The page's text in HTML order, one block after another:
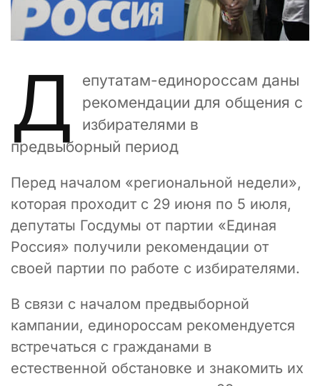
Д
епутатам-единороссам даны
рекомендации для общения с
избирателями в
предвыборный период
Перед началом «региональной недели»,
которая проходит с 29 июня по 5 июля,
депутаты Госдумы от партии «Единая
Россия» получили рекомендации от
своей партии по работе с избирателями.
В связи с началом предвыборной
кампании, единороссам рекомендуется
встречаться с гражданами в
естественной обстановке и знакомить их